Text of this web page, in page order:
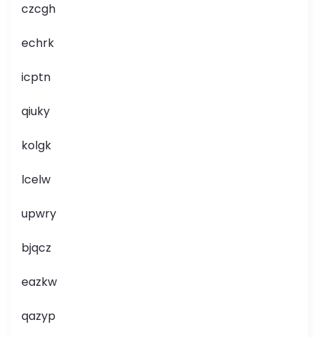
czcgh
echrk
icptn
qiuky
kolgk
lcelw
upwry
bjqcz
eazkw
qazyp